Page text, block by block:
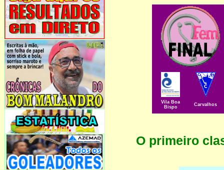
Vila Boa
Bispo
Carvalhos
O primeiro